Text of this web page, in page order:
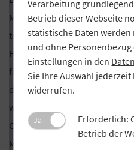
Maßnahmen können in Schritt
toolgestützt – in einen
Hierbei können einzelne
finanzielle und personellen
des Initiators und des
werden. Kein System ist
CISIS12 aufgebaute ISMS. Der
Managementsystems mit
Verarbeitung
Betrieb dieser Webseite
statistische Daten
und ohne
Einstellungen in den
Sie Ihre Auswahl
widerrufen.
Ja
Erforderlich:
Betrieb der